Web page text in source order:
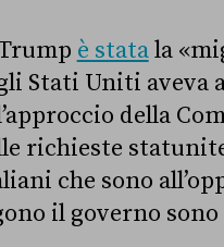
è statala
Stati Uniti aveva
della
richieste
che sono
il governo